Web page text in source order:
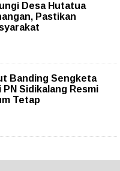
Desa Hutatua
Pastikan
Banding Sengketa
Sidikalang Resmi
Tetap